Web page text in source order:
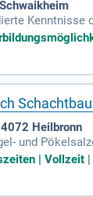
ein gutes
Heilbronn
und
| Vollzeit